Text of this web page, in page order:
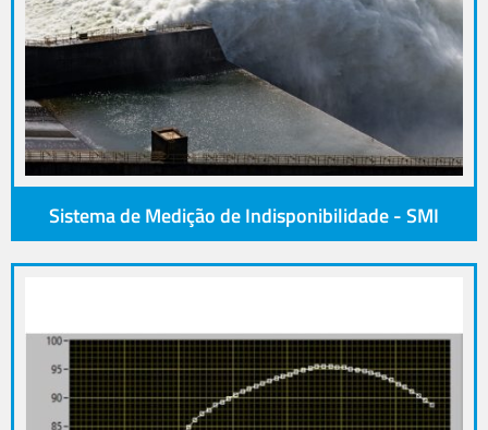
Sistema de Medição de Indisponibilidade - SMI